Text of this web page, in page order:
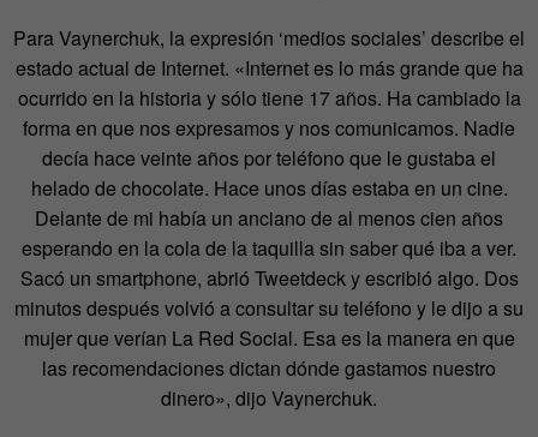
Para Vaynerchuk, la expresión ‘medios sociales’ describe el
estado actual de Internet. «Internet es lo más grande que ha
ocurrido en la historia y sólo tiene 17 años. Ha cambiado la
forma en que nos expresamos y nos comunicamos. Nadie
decía hace veinte años por teléfono que le gustaba el
helado de chocolate. Hace unos días estaba en un cine.
Delante de mi había un anciano de al menos cien años
esperando en la cola de la taquilla sin saber qué iba a ver.
Sacó un smartphone, abrió Tweetdeck y escribió algo. Dos
minutos después volvió a consultar su teléfono y le dijo a su
mujer que verían La Red Social. Esa es la manera en que
las recomendaciones dictan dónde gastamos nuestro
dinero», dijo Vaynerchuk.